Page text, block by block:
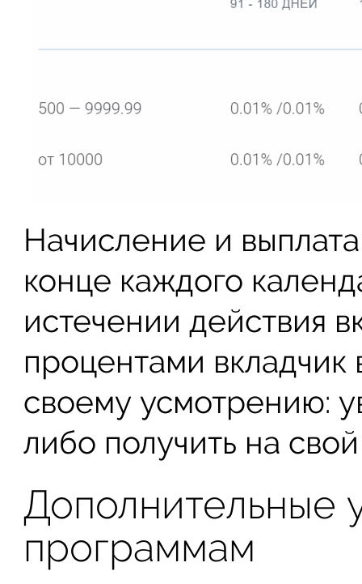
Начисление и
конце каждого
истечении действия
процентами вкладчик
своему усмотрению:
либо получить на
Дополнительные
программам